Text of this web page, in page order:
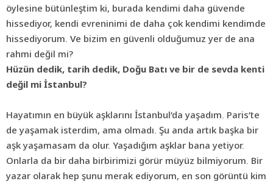
öylesine bütünleştim ki, burada kendimi daha güvende
hissediyor, kendi evreninimi de daha çok kendimi kendimde
hissediyorum. Ve bizim en güvenli olduğumuz yer de ana
rahmi değil mi?
Hüzün dedik, tarih dedik, Doğu Batı ve bir de sevda kenti
değil mi İstanbul?
Hayatımın en büyük aşklarını İstanbul’da yaşadım. Paris’te
de yaşamak isterdim, ama olmadı. Şu anda artık başka bir
aşk yaşamasam da olur. Yaşadığım aşklar bana yetiyor.
Onlarla da bir daha birbirimizi görür müyüz bilmiyorum. Bir
yazar olarak hep şunu merak ediyorum, en son görüntü kim